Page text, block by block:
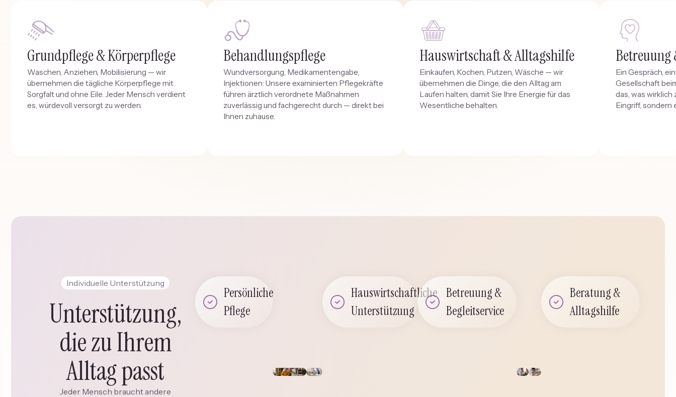
Grundpflege & Körperpflege
Waschen, Anziehen, Mobilisierung — wir
übernehmen die tägliche Körperpflege mit
Sorgfalt und ohne Eile. Jeder Mensch verdient
es, würdevoll versorgt zu werden.
Behandlungspflege
Wundversorgung, Medikamentengabe,
Injektionen: Unsere examinierten Pflegekräfte
führen ärztlich verordnete Maßnahmen
zuverlässig und fachgerecht durch — direkt bei
Ihnen zuhause.
Hauswirtschaft & Alltagshilfe
Einkaufen, Kochen, Putzen, Wäsche — wir
übernehmen die Dinge, die den Alltag am
Laufen halten, damit Sie Ihre Energie für das
Wesentliche behalten.
Betreuung
Ein Gespräch,
Gesellschaft
das, was wirklich
Eingriff, sondern
Individuelle Unterstützung
Unterstützung,
die zu Ihrem
Alltag passt
Jeder Mensch braucht andere
Persönliche
Pflege
Hauswirtschaftliche
Unterstützung
Betreuung &
Begleitservice
Beratung &
Alltagshilfe